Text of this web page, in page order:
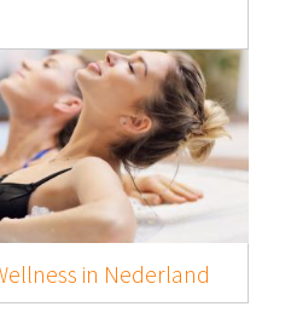
in Nederland